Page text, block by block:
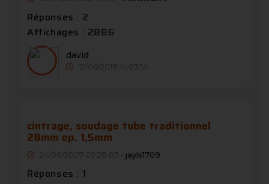
Réponses : 2
Affichages : 2886
david
12/06/2018 14:03:14
cintrage, soudage tube traditionnel
28mm ep. 1,5mm
24/08/2007 09:28:03 - jayls1709
Réponses : 1